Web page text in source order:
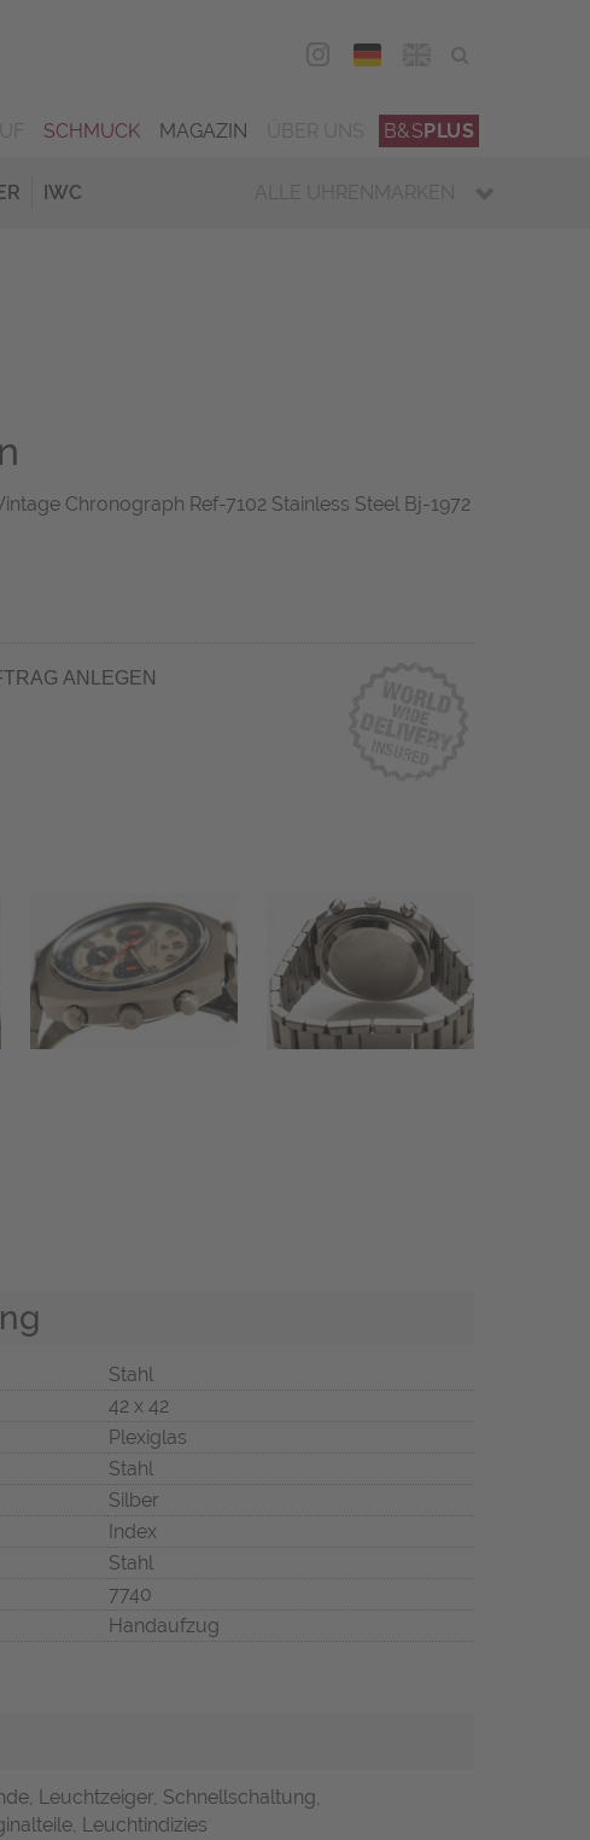
DEU
SCHMUCK MAGAZIN B&SPLUS
IWC ALLE UHRENMARKEN
Chronograph Ref-7102 Stainless Steel Bj-1972
ANLEGEN
Stahl
42 x 42
Plexiglas
Stahl
Silber
Index
Stahl
7740
Handaufzug
Leuchtzeiger, Schnellschaltung,
Leuchtindizies